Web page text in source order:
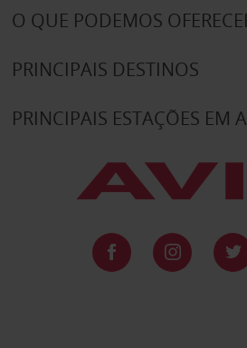
O QUE PODEMOS
PRINCIPAIS DESTINOS
PRINCIPAIS ESTAÇÕES EM